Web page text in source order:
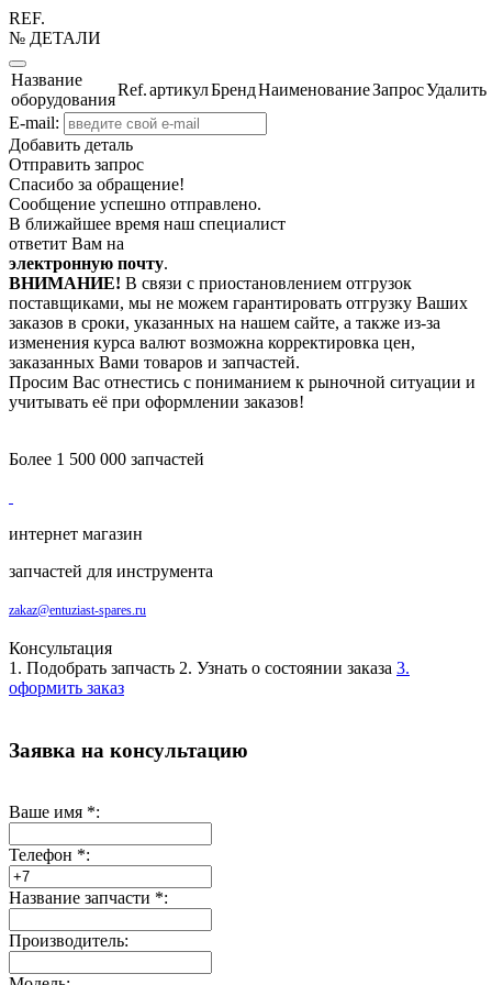
REF.
№ ДЕТАЛИ
Название
оборудования
Ref.артикулБрендНаименованиеЗапросУдалить
E-mail:
Добавить деталь
Отправить запрос
Спасибо за обращение!
Сообщение успешно отправлено.
В ближайшее время наш специалист
ответит Вам на
электронную почту.
ВНИМАНИЕ! В связи с приостановлением отгрузок
поставщиками, мы не можем гарантировать отгрузку Ваших
заказов в сроки, указанных на нашем сайте, а также из-за
изменения курса валют возможна корректировка цен,
заказанных Вами товаров и запчастей.
Просим Вас отнестись с пониманием к рыночной ситуации и
учитывать её при оформлении заказов!
Более 1 500 000 запчастей
интернет магазин
запчастей для инструмента
zakaz@entuziast-spares.ru
Консультация
1. Подобрать запчасть 2. Узнать о состоянии заказа 3.
оформить заказ
Заявка на консультацию
Ваше имя *:
Телефон *:
Название запчасти *:
Производитель: